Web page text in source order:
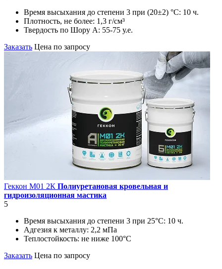
Время высыхания до степени 3 при (20±2) °С: 10 ч.
Плотность, не более: 1,3 г/см³
Твердость по Шору А: 55-75 у.е.
Заказать Цена по запросу
Геккон М01 2К Полиуретановая кровельная и
гидроизоляционная мастика
5
Время высыхания до степени 3 при 25°С: 10 ч.
Адгезия к металлу: 2,2 мПа
Теплостойкость: не ниже 100°С
Заказать Цена по запросу